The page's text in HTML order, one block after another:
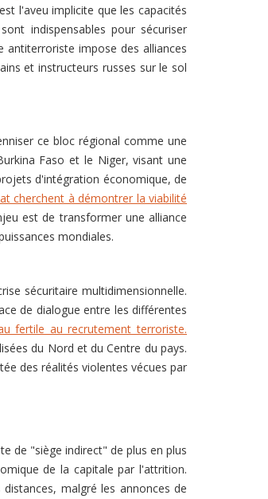
l'aveu implicite que les capacités
indispensables pour sécuriser
antiterroriste impose des alliances
et instructeurs russes sur le sol
ce bloc régional comme une
Faso et le Niger, visant une
d'intégration économique, de
cherchent à démontrer la viabilité
est de transformer une alliance
mondiales.
sécuritaire multidimensionnelle.
de dialogue entre les différentes
fertile au recrutement terroriste.
du Nord et du Centre du pays.
des réalités violentes vécues par
de "siège indirect" de plus en plus
de la capitale par l'attrition.
malgré les annonces de